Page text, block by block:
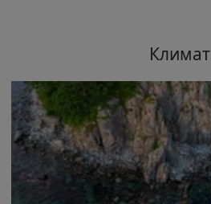
Климат